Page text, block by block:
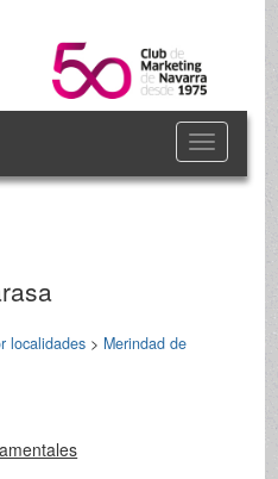
Toggle
navigation
localidades> Merindad de